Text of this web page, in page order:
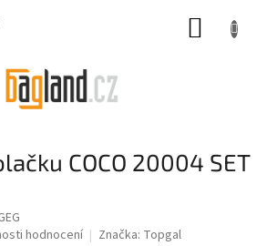
COCO 20004 SET
hodnocení Značka: Topgal